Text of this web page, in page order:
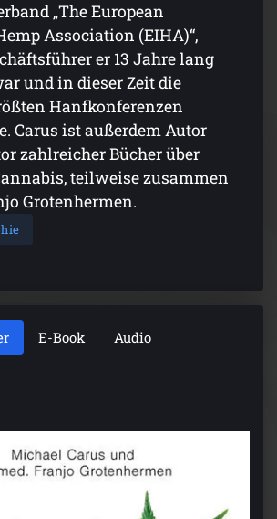
„The European
Association (EIHA)“,
er 13 Jahre lang
und in dieser Zeit die
Hanfkonferenzen
Carus ist außerdem Autor
zahlreicher Bücher über
teilweise zusammen
Grotenhermen.
E-Book Audio